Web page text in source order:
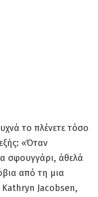
το πλένετε τόσο
«Όταν
σφουγγάρι, άθελά
από τη μια
Kathryn Jacobsen,